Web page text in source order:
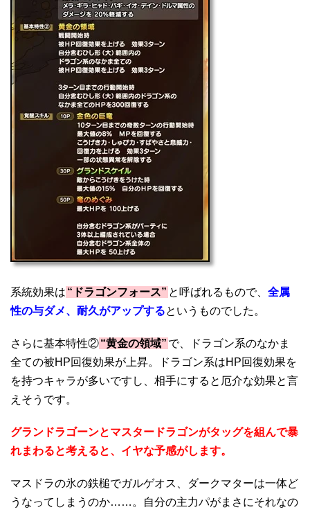
系統効果は “ドラゴンフォース” と呼ばれるもので、 全属
性の与ダメ、耐久がアップするというものでした。
さらに基本特性②“黄金の領域” で、ドラゴン系のなかま
全ての被HP回復効果が上昇。ドラゴン系はHP回復効果を
を持つキャラが多いですし、相手にすると厄介な効果と言
えそうです。
グランドラゴーンとマスタードラゴンがタッグを組んで暴
れまわると考えると、イヤな予感がします。
マスドラの氷の鉄槌でガルゲオス、ダークマターは一体ど
うなってしまうのか……。自分の主力パがまさにそれなの